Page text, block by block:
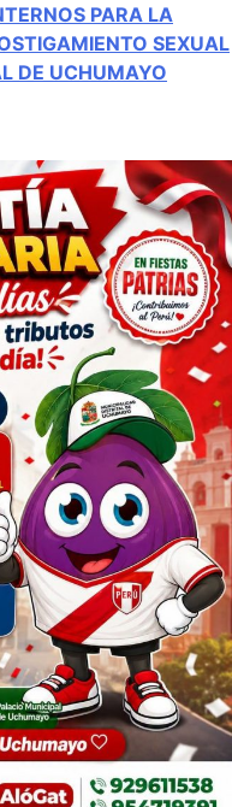
PARA LA
SEXUAL
DE UCHUMAYO